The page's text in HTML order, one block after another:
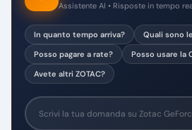
Assistente AI • Risposte in tempo
In quanto tempo arriva?
Quali sono
Posso pagare a rate?
Posso usare la
Avete altri ZOTAC?